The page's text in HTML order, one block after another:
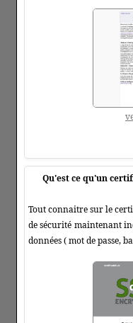
Qu'est ce qu'un
Tout connaitre sur le
de sécurité maintenant
données ( mot de passe,